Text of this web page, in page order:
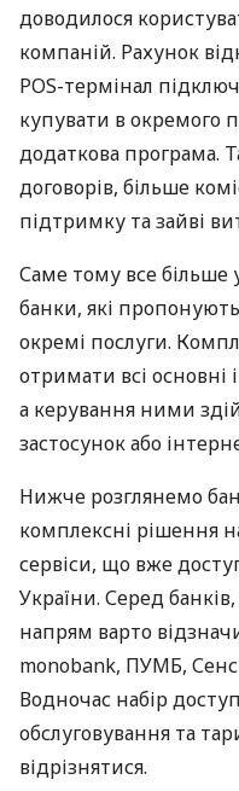
доводилося
компаній. Рахунок
POS-термінал
купувати в окремого
додаткова програма.
договорів, більше
підтримку та зайві
Саме тому все
банки, які
окремі послуги.
отримати всі
а керування ними
застосунок або
Нижче розглянемо
комплексні рішення
сервіси, що вже
України. Серед
напрям варто
monobank, ПУМБ,
Водночас набір
обслуговування та
відрізнятися.